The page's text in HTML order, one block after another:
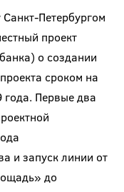
Петербургом
проект
о создании
сроком на
года. Первые два
и запуск линии от
до